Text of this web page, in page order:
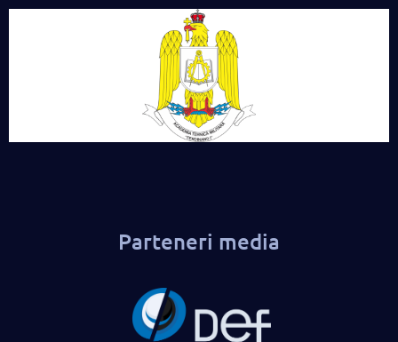
Parteneri media